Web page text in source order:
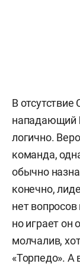
В
нападающий
логично.
команда,
обычно
конечно,
нет
но играет он
молчалив,
«Торпедо». А